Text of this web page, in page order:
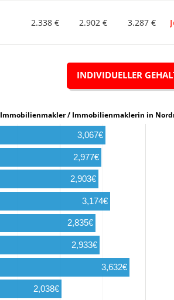
2.338 € 2.902 € 3.287 €
INDIVIDUELLER
Gehalt Immobilienmakler / Immobilienmaklerin in
3,067€
2,977€
2,903€
3,174€
2,835€
2,933€
3,632€
2,038€